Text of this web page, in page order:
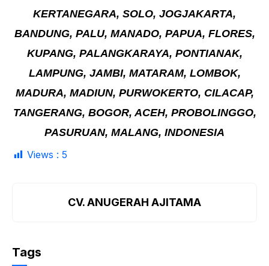
KERTANEGARA, SOLO, JOGJAKARTA,
BANDUNG, PALU, MANADO, PAPUA, FLORES,
KUPANG, PALANGKARAYA, PONTIANAK,
LAMPUNG, JAMBI, MATARAM, LOMBOK,
MADURA, MADIUN, PURWOKERTO, CILACAP,
TANGERANG, BOGOR, ACEH, PROBOLINGGO,
PASURUAN, MALANG, INDONESIA
Views : 5
CV. ANUGERAH AJITAMA
Tags